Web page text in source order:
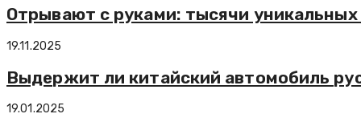
Отрывают с руками: тысячи
19.11.2025
Выдержит ли китайский автомобиль
19.01.2025